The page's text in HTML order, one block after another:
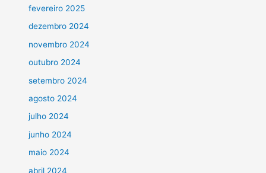
fevereiro 2025
dezembro 2024
novembro 2024
outubro 2024
setembro 2024
agosto 2024
julho 2024
junho 2024
maio 2024
abril 2024